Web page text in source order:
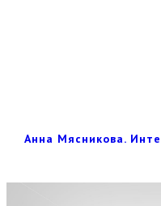
Анна Мясникова.